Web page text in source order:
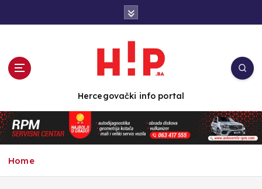
n
t
e
Hercegovački info portal
Home